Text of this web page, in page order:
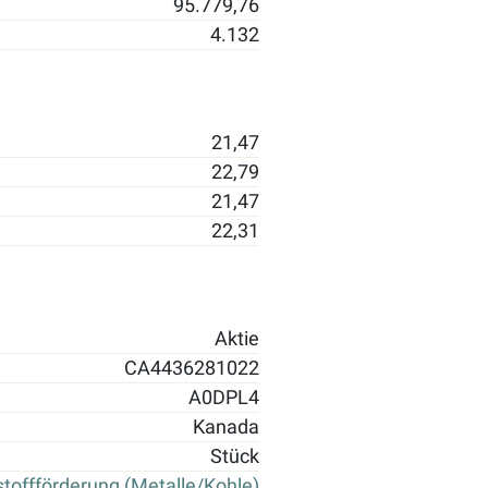
95.779,76
4.132
21,47
22,79
21,47
22,31
Aktie
CA4436281022
A0DPL4
Kanada
Stück